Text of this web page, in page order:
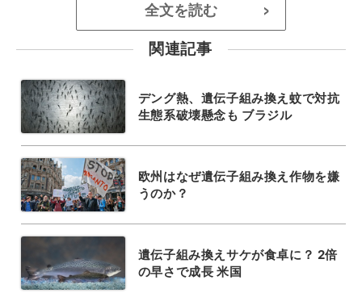
全文を読む >
関連記事
デング熱、遺伝子組み換え蚊で対抗
生態系破壊懸念も ブラジル
欧州はなぜ遺伝子組み換え作物を嫌
うのか？
遺伝子組み換えサケが食卓に？ 2倍
の早さで成長 米国